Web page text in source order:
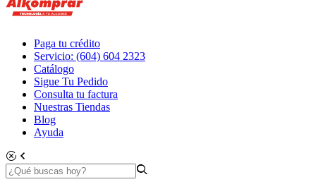
Paga tu crédito
Servicio: (604) 604 2323
Catálogo
Sigue Tu Pedido
Consulta tu factura
Nuestras Tiendas
Blog
Ayuda